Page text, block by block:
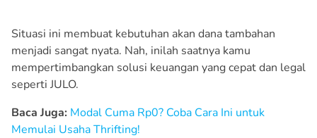
Situasi ini membuat kebutuhan akan dana tambahan
menjadi sangat nyata. Nah, inilah saatnya kamu
mempertimbangkan solusi keuangan yang cepat dan legal
seperti JULO.
Baca Juga: Modal Cuma Rp0? Coba Cara Ini untuk
Memulai Usaha Thrifting!